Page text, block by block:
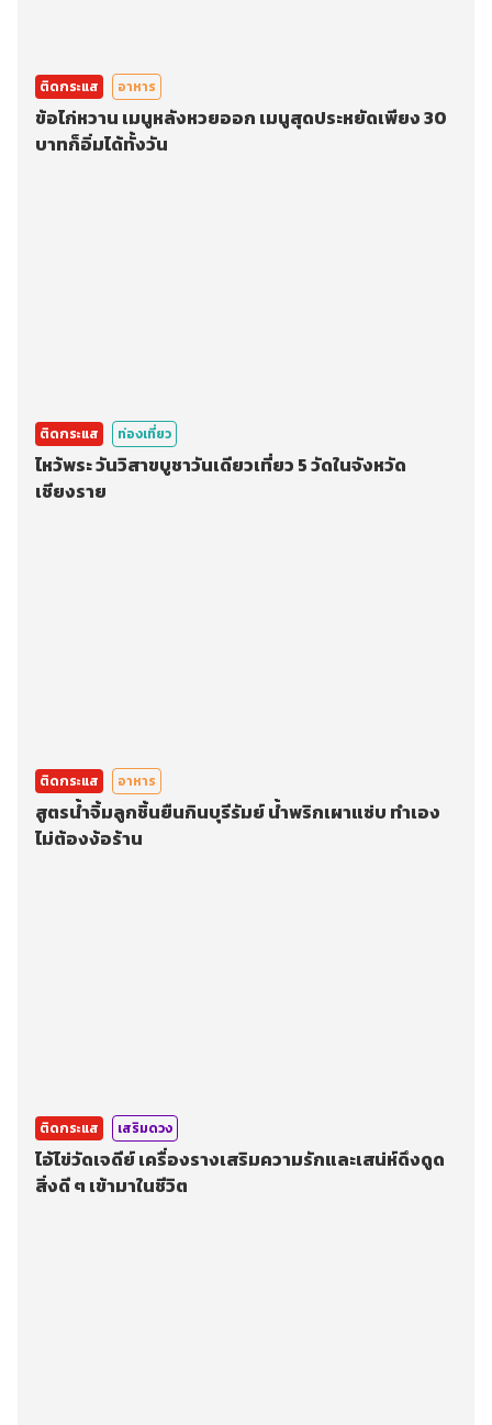
ติดกระแส อาหาร
ข้อไก่หวาน เมนูหลังหวยออก เมนูสุดประหยัดเพียง 30
บาทก็อิ่มได้ทั้งวัน
ติดกระแส ท่องเที่ยว
ไหว้พระ วันวิสาขบูชาวันเดียวเที่ยว 5 วัดในจังหวัด
เชียงราย
ติดกระแส อาหาร
สูตรน้ำจิ้มลูกชิ้นยืนกินบุรีรัมย์ น้ำพริกเผาแซ่บ ทำเอง
ไม่ต้องง้อร้าน
ติดกระแส เสริมดวง
ไอ้ไข่วัดเจดีย์ เครื่องรางเสริมความรักและเสน่ห์ดึงดูด
สิ่งดี ๆ เข้ามาในชีวิต